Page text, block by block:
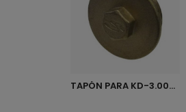
TAPÓN PARA KD-3.000 /...